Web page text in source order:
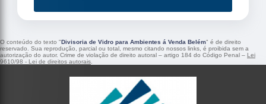
O conteúdo do texto "Divisoria de Vidro para Ambientes á Venda Belém" é de direito
reservado. Sua reprodução, parcial ou total, mesmo citando nossos links, é proibida sem a
autorização do autor. Crime de violação de direito autoral – artigo 184 do Código Penal – Lei
9610/98 - Lei de direitos autorais